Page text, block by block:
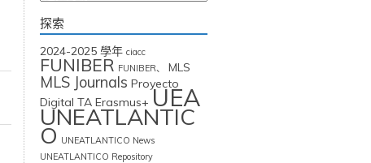
探索
2024-2025 學年 ciacc
FUNIBER FUNIBER、 MLS
MLS Journals Proyecto
Digital TA Erasmus+ UEA
UNEATLANTIC
O UNEATLANTICO News
UNEATLANTICO Repository